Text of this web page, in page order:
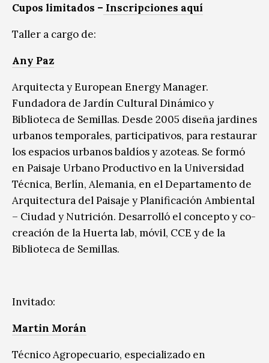
Cupos limitados – Inscripciones aquí
Taller a cargo de:
Any Paz
Arquitecta y European Energy Manager.
Fundadora de Jardín Cultural Dinámico y
Biblioteca de Semillas. Desde 2005 diseña jardines
urbanos temporales, participativos, para restaurar
los espacios urbanos baldíos y azoteas. Se formó
en Paisaje Urbano Productivo en la Universidad
Técnica, Berlín, Alemania, en el Departamento de
Arquitectura del Paisaje y Planificación Ambiental
– Ciudad y Nutrición. Desarrolló el concepto y co-
creación de la Huerta lab, móvil, CCE y de la
Biblioteca de Semillas.
Invitado:
Martin Morán
Técnico Agropecuario, especializado en